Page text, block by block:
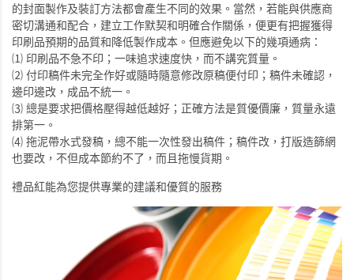
的封面製作及裝訂方法都會產生不同的效果。當然，若能與供應商
密切溝通和配合，建立工作默契和明確合作關係，便更有把握獲得
印刷品預期的品質和降低製作成本。但應避免以下的幾項通病：
⑴ 印刷品不急不印；一味追求速度快，而不講究質量。
⑵ 付印稿件未完全作好或隨時隨意修改原稿便付印；稿件未確認，
邊印邊改，成品不統一。
⑶ 總是要求把價格壓得越低越好；正確方法是質優價廉，質量永遠
排第一。
⑷ 拖泥帶水式發稿，總不能一次性發出稿件；稿件改，打版造篩網
也要改，不但成本節約不了，而且拖慢貨期。
禮品紅能為您提供專業的建議和優質的服務